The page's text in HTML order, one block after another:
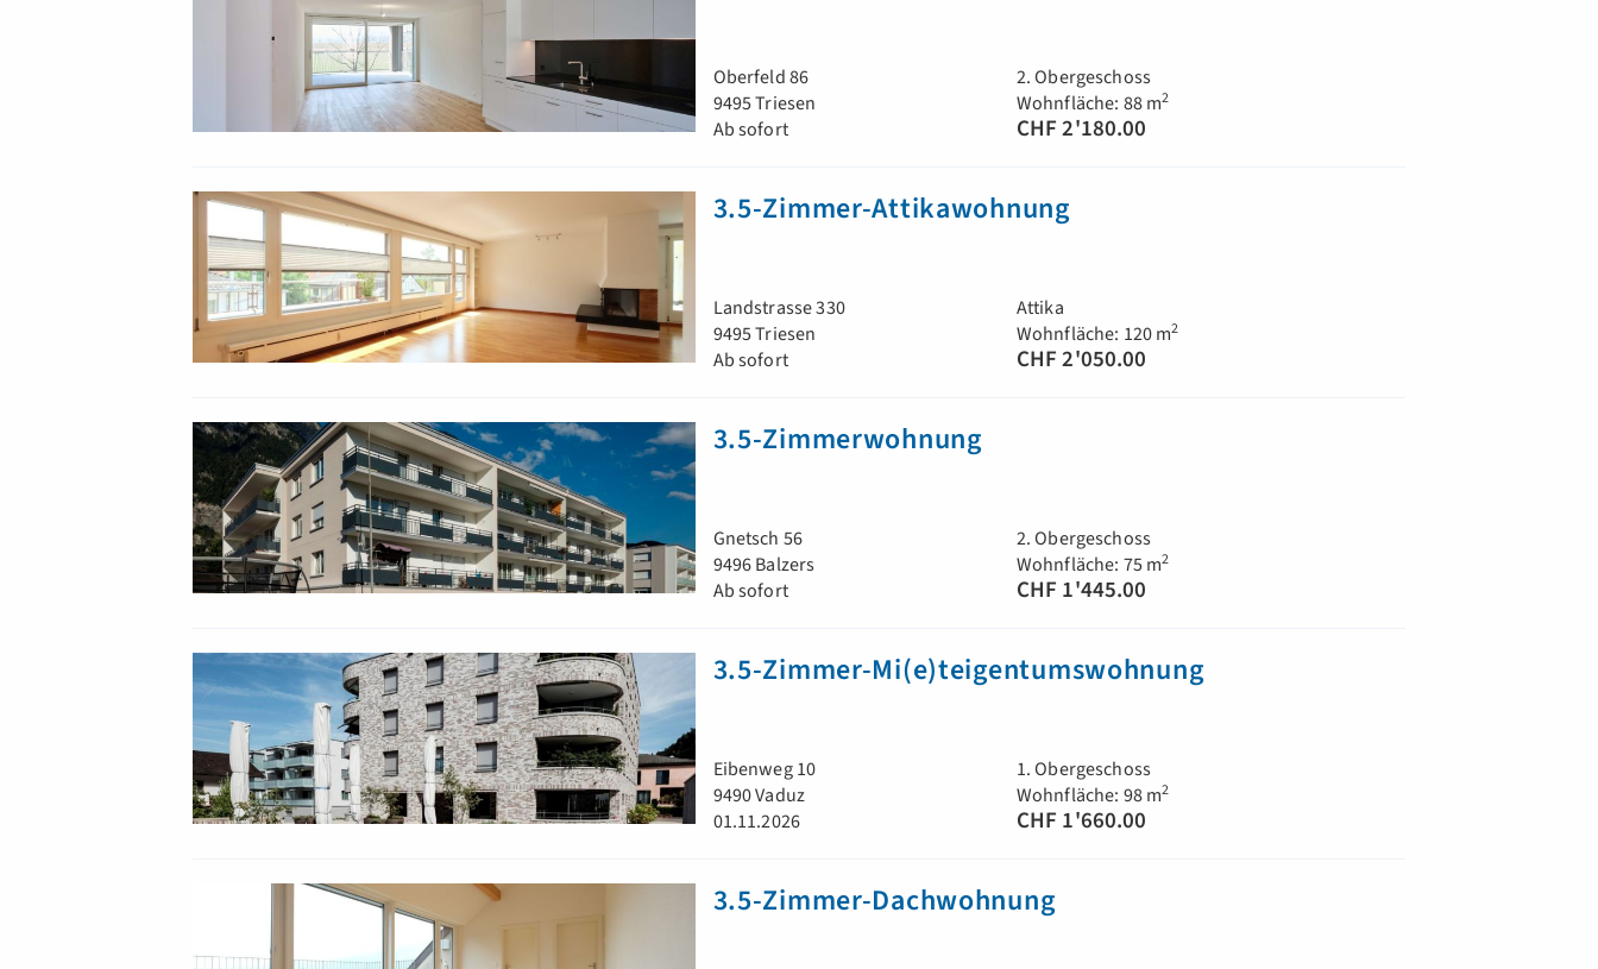
Oberfeld 86
9495 Triesen
Ab sofort
2. Obergeschoss
Wohnfläche: 88 m2
CHF 2'180.00
3.5-Zimmer-Attikawohnung
Landstrasse 330
9495 Triesen
Ab sofort
Attika
Wohnfläche: 120 m2
CHF 2'050.00
3.5-Zimmerwohnung
Gnetsch 56
9496 Balzers
Ab sofort
2. Obergeschoss
Wohnfläche: 75 m2
CHF 1'445.00
3.5-Zimmer-Mi(e)teigentumswohnung
Eibenweg 10
9490 Vaduz
01.11.2026
1. Obergeschoss
Wohnfläche: 98 m2
CHF 1'660.00
3.5-Zimmer-Dachwohnung